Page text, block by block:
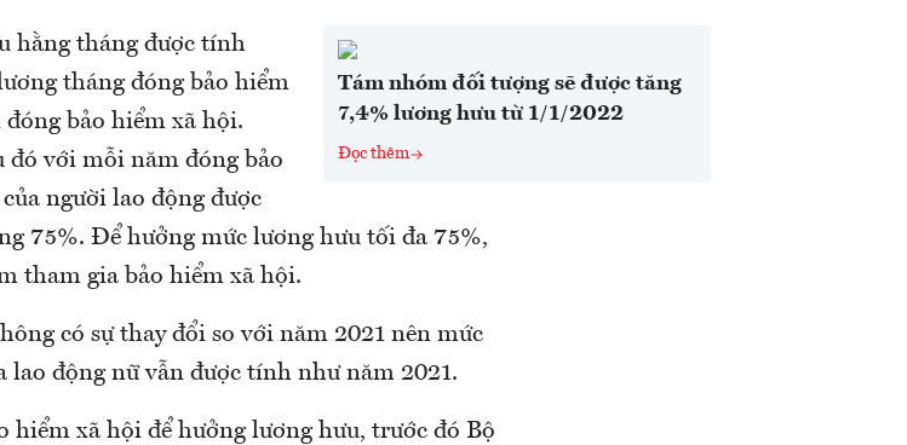
Tám nhóm đối tượng sẽ được tăng
7,4% lương hưu từ 1/1/2022
Đọc thêm
hằng tháng được tính
tháng đóng bảo hiểm
bảo hiểm xã hội.
đó với mỗi năm đóng bảo
người lao động được
75%. Để hưởng mức lương hưu tối đa 75%,
tham gia bảo hiểm xã hội.
có sự thay đổi so với năm 2021 nên mức
lao động nữ vẫn được tính như năm 2021.
hiểm xã hội để hưởng lương hưu, trước đó Bộ